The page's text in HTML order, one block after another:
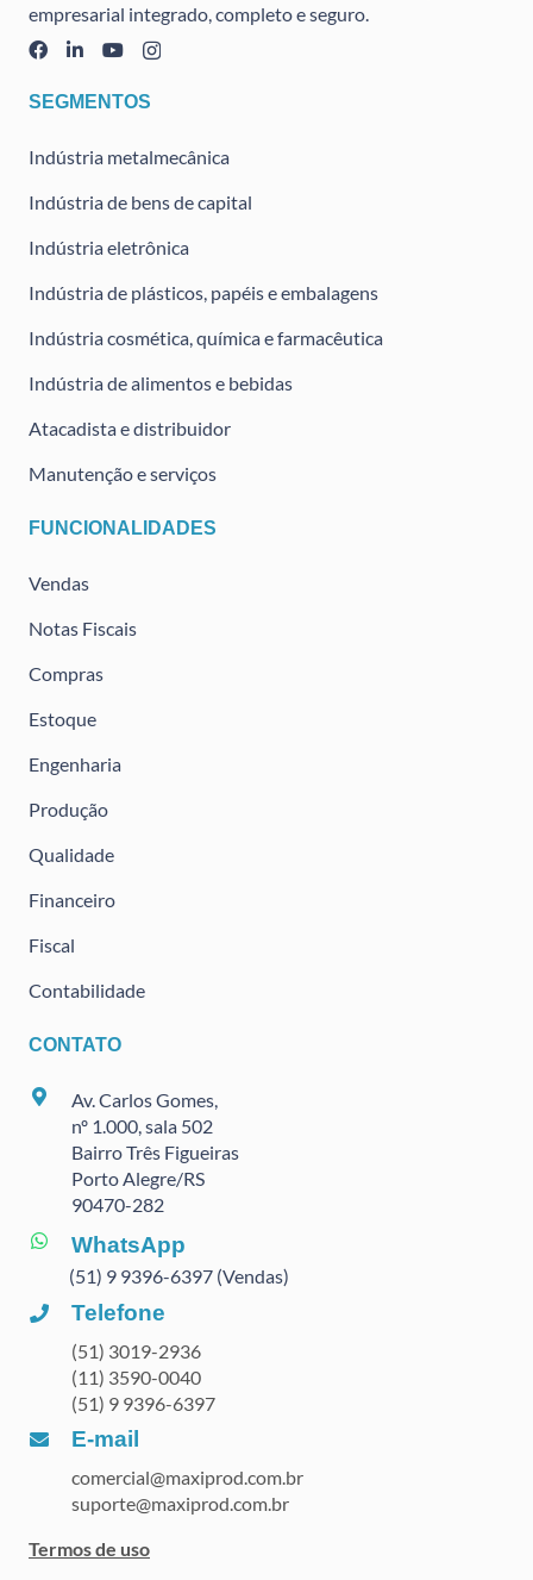
empresarial integrado, completo e seguro.
SEGMENTOS
Indústria metalmecânica
Indústria de bens de capital
Indústria eletrônica
Indústria de plásticos, papéis e embalagens
Indústria cosmética, química e farmacêutica
Indústria de alimentos e bebidas
Atacadista e distribuidor
Manutenção e serviços
FUNCIONALIDADES
Vendas
Notas Fiscais
Compras
Estoque
Engenharia
Produção
Qualidade
Financeiro
Fiscal
Contabilidade
CONTATO
Av. Carlos Gomes,
nº 1.000, sala 502
Bairro Três Figueiras
Porto Alegre/RS
90470-282
WhatsApp
(51) 9 9396-6397 (Vendas)
Telefone
(51) 3019-2936
(11) 3590-0040
(51) 9 9396-6397
E-mail
comercial@maxiprod.com.br
suporte@maxiprod.com.br
Termos de uso